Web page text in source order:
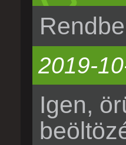
2019-
Igen,